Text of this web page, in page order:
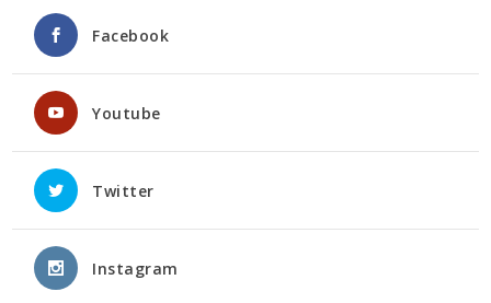
Facebook
Youtube
Twitter
Instagram